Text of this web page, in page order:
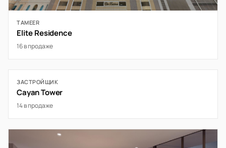
TAMEER
Elite Residence
16 в продаже
ЗАСТРОЙЩИК
Cayan Tower
14 в продаже